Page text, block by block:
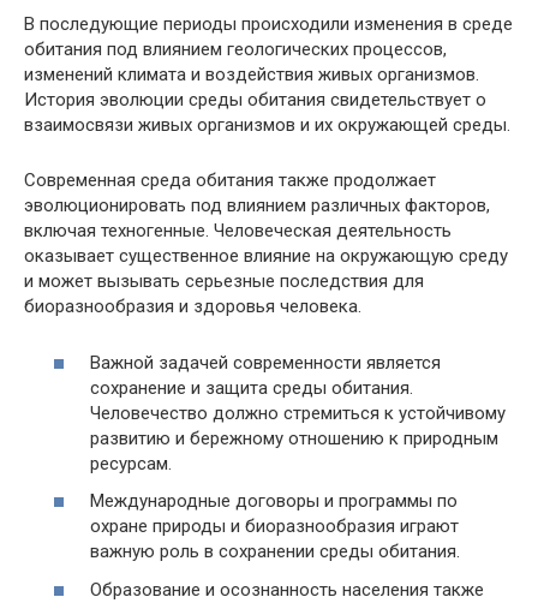
В последующие периоды происходили изменения в среде
обитания под влиянием геологических процессов,
изменений климата и воздействия живых организмов.
История эволюции среды обитания свидетельствует о
взаимосвязи живых организмов и их окружающей среды.
Современная среда обитания также продолжает
эволюционировать под влиянием различных факторов,
включая техногенные. Человеческая деятельность
оказывает существенное влияние на окружающую среду
и может вызывать серьезные последствия для
биоразнообразия и здоровья человека.
Важной задачей современности является
сохранение и защита среды обитания.
Человечество должно стремиться к устойчивому
развитию и бережному отношению к природным
ресурсам.
Международные договоры и программы по
охране природы и биоразнообразия играют
важную роль в сохранении среды обитания.
Образование и осознанность населения также